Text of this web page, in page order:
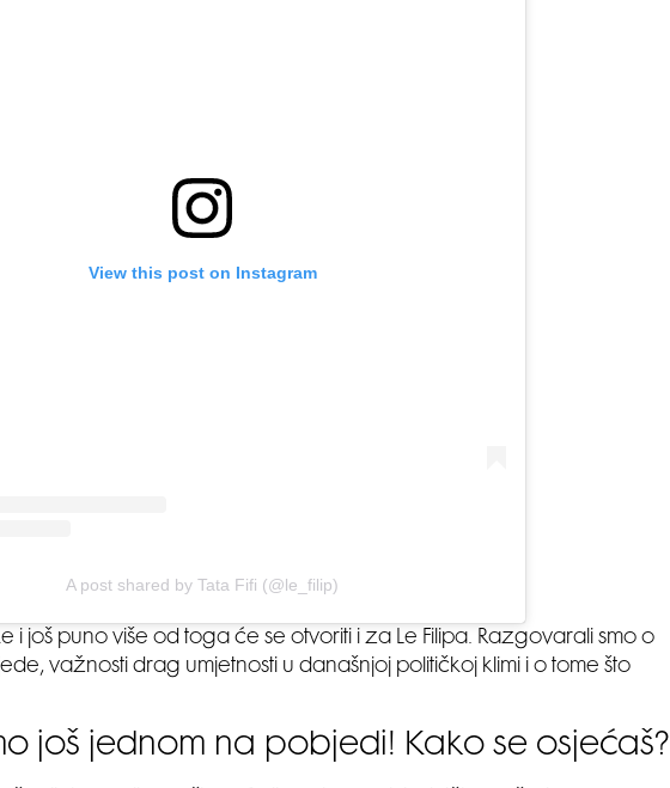
View this post on Instagram
A post shared by Tata Fifi (@le_filip)
i još puno više od toga će se otvoriti i za Le Filipa. Razgovarali smo o
važnosti drag umjetnosti u današnjoj političkoj klimi i o tome što
još jednom na pobjedi! Kako se osjećaš?